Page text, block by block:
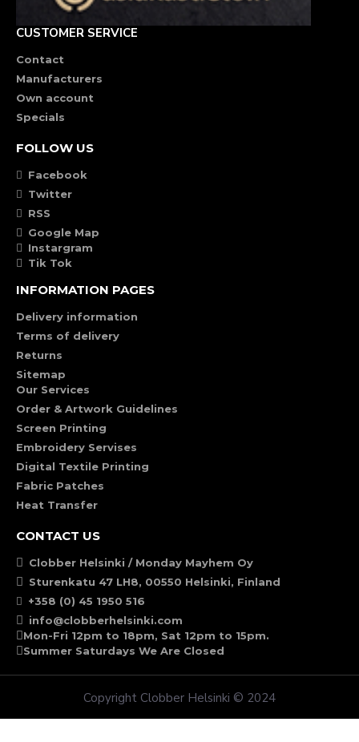
CUSTOMER SERVICE
Contact
Manufacturers
Own account
Specials
FOLLOW US
Facebook
Twitter
RSS
Google Map
Instargram
Tik Tok
INFORMATION PAGES
Delivery information
Terms of delivery
Returns
Sitemap
Our Services
Order & Artwork Guidelines
Screen Printing
Embroidery Servises
Digital Textile Printing
Fabric Patches
Heat Transfer
CONTACT US
Clobber Helsinki / Monday Mayhem Oy
Sturenkatu 47 LH8, 00550 Helsinki, Finland
+358 (0) 45 1950 516
info@clobberhelsinki.com
Mon-Fri 12pm to 18pm, Sat 12pm to 15pm.
Summer Saturdays We Are Closed
Copyright Clobber Helsinki © 2024